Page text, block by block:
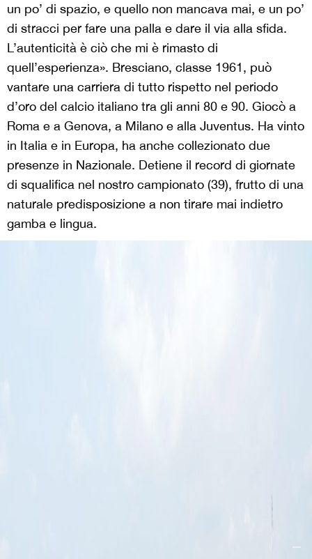
un po’ di spazio, e quello non mancava mai, e un po’
di stracci per fare una palla e dare il via alla sfida.
L’autenticità è ciò che mi è rimasto di
quell’esperienza». Bresciano, classe 1961, può
vantare una carriera di tutto rispetto nel periodo
d’oro del calcio italiano tra gli anni 80 e 90. Giocò a
Roma e a Genova, a Milano e alla Juventus. Ha vinto
in Italia e in Europa, ha anche collezionato due
presenze in Nazionale. Detiene il record di giornate
di squalifica nel nostro campionato (39), frutto di una
naturale predisposizione a non tirare mai indietro
gamba e lingua.